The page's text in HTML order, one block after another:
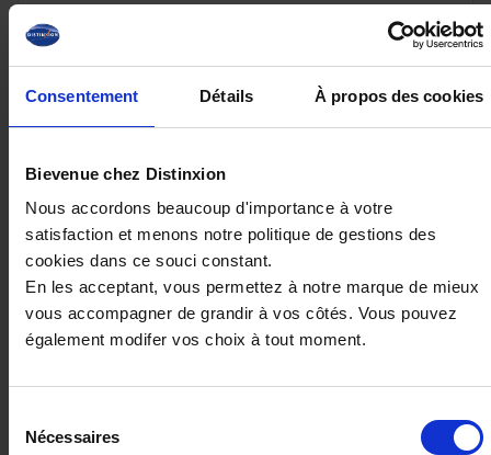
Consentement Détails À propos des cookies
Bievenue chez Distinxion
Nous accordons beaucoup d'importance à votre
satisfaction et menons notre politique de gestions des
cookies dans ce souci constant.
En les acceptant, vous permettez à notre marque de mieux
vous accompagner de grandir à vos côtés. Vous pouvez
également modifer vos choix à tout moment.
Nécessaires
ou à partir de 541.52 €/mois